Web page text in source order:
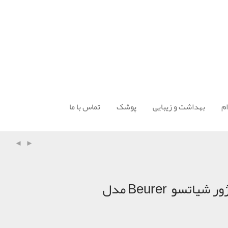
بهداشت و زیبایی پوشک تماس با ما
صندلی ماساژور شیاتسو Beurer مدل